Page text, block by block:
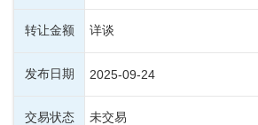
转让金额 详谈
发布日期 2025-09-24
交易状态 未交易